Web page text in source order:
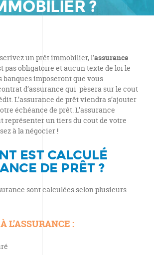
?
unprêt immobilier, l’assurance
pas obligatoire et aucun texte de loi le
banques imposeront que vous
d’assurance qui pèsera sur le cout
L’assurance de prêt viendra s’ajouter
échéance de prêt. L’assurance
représenter un tiers du cout de votre
à la négocier !
EST CALCULÉ
DE PRÊT ?
sont calculées selon plusieurs
L’ASSURANCE :